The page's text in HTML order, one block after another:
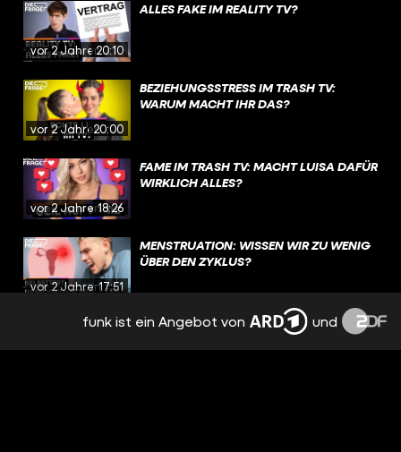
vor 2 Jahren20:10
ALLES FAKE IM REALITY TV?
vor 2 Jahren20:00
BEZIEHUNGSSTRESS IM TRASH TV:
WARUM MACHT IHR DAS?
vor 2 Jahren18:26
FAME IM TRASH TV: MACHT LUISA DAFÜR
WIRKLICH ALLES?
vor 2 Jahren17:51
MENSTRUATION: WISSEN WIR ZU WENIG
ÜBER DEN ZYKLUS?
EMOTIONEN, TRENNUNG,
NERVENZUSAMMENBRUCH: PMS
funk ist ein Angebot von und